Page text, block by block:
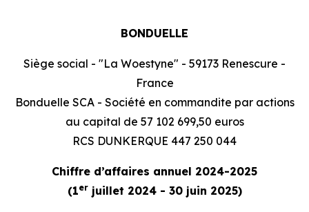
BONDUELLE
Siège social - "La Woestyne" - 59173 Renescure -
France
Bonduelle SCA - Société en commandite par actions
au capital de 57 102 699,50 euros
RCS DUNKERQUE 447 250 044
Chiffre d’affaires annuel 2024-2025
(1erjuillet 2024 - 30 juin 2025)